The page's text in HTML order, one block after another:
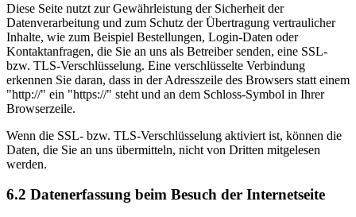
Diese Seite nutzt zur Gewährleistung der Sicherheit der
Datenverarbeitung und zum Schutz der Übertragung vertraulicher
Inhalte, wie zum Beispiel Bestellungen, Login-Daten oder
Kontaktanfragen, die Sie an uns als Betreiber senden, eine SSL-
bzw. TLS-Verschlüsselung. Eine verschlüsselte Verbindung
erkennen Sie daran, dass in der Adresszeile des Browsers statt einem
"http://" ein "https://" steht und an dem Schloss-Symbol in Ihrer
Browserzeile.
Wenn die SSL- bzw. TLS-Verschlüsselung aktiviert ist, können die
Daten, die Sie an uns übermitteln, nicht von Dritten mitgelesen
werden.
6.2 Datenerfassung beim Besuch der Internetseite